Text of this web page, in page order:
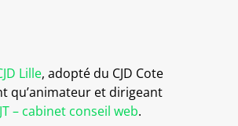
Lille, adopté du CJD Cote
qu’animateur et dirigeant
– cabinet conseil web.